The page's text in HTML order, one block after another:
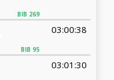
BIB 269
BIB 95
03:00:38
03:01:30